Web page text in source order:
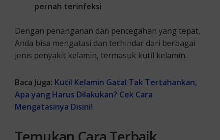
pernah terinfeksi
Dengan penanganan dan pencegahan yang tepat,
Anda bisa mengatasi dan terhindar dari berbagai
jenis penyakit kelamin, termasuk kutil kelamin.
Baca Juga: Kutil Kelamin Gatal Tak Tertahankan,
Apa yang Harus Dilakukan? Cek Cara
Mengatasinya Disini!